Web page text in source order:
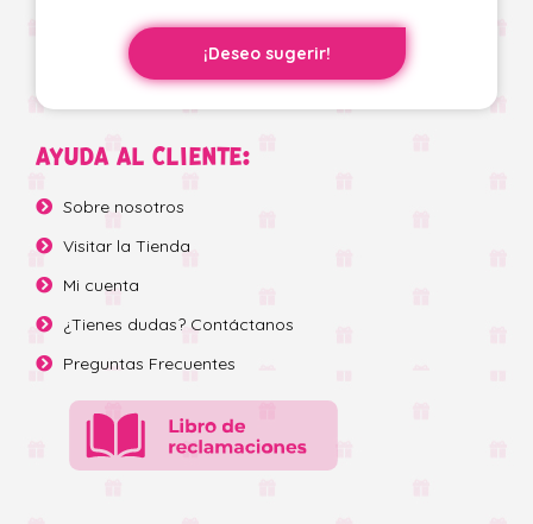
¡Deseo sugerir!
AYUDA AL CLIENTE:
Sobre nosotros
Visitar la Tienda
Mi cuenta
¿Tienes dudas? Contáctanos
Preguntas Frecuentes